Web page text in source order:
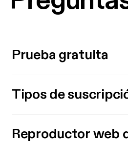
Prueba gratuita
Tipos de
Reproductor web